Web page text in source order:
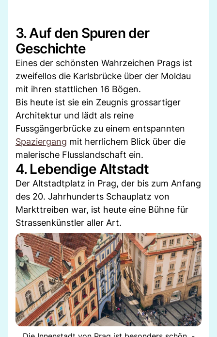
3. Auf den Spuren der
Geschichte
Eines der schönsten Wahrzeichen Prags ist
zweifellos die Karlsbrücke über der Moldau
mit ihren stattlichen 16 Bögen.
Bis heute ist sie ein Zeugnis grossartiger
Architektur und lädt als reine
Fussgängerbrücke zu einem entspannten
Spaziergang mit herrlichem Blick über die
malerische Flusslandschaft ein.
4. Lebendige Altstadt
Der Altstadtplatz in Prag, der bis zum Anfang
des 20. Jahrhunderts Schauplatz von
Markttreiben war, ist heute eine Bühne für
Strassenkünstler aller Art.